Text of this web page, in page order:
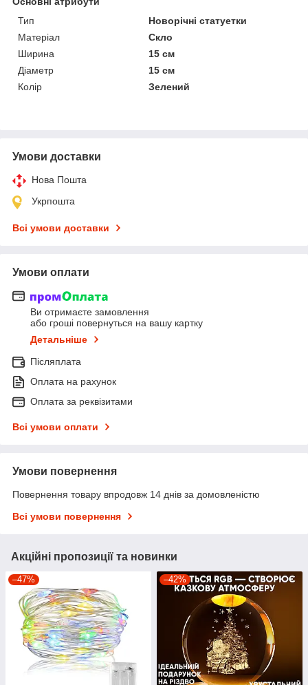
Тип
Новорічні статуетки
Матеріал
Скло
Ширина
15 см
Діаметр
15 см
Колір
Зелений
Умови доставки
Нова Пошта
Укрпошта
Всі умови доставки
Умови оплати
Ви отримаєте замовлення
або гроші повернуться на вашу картку
Детальніше
Післяплата
Оплата на рахунок
Оплата за реквізитами
Всі умови оплати
Умови повернення
Повернення товару впродовж 14 днів за домовленістю
Всі умови повернення
Акційні пропозиції та новинки
–47% –42%